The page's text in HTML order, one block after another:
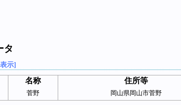
タ
示]
名称 住所等
菅野 岡山県岡山市菅野